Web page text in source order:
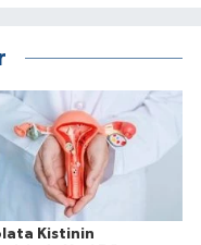
Kistinin